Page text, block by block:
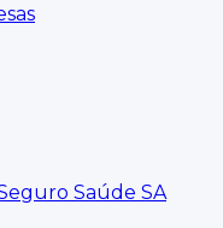
Saúde SA